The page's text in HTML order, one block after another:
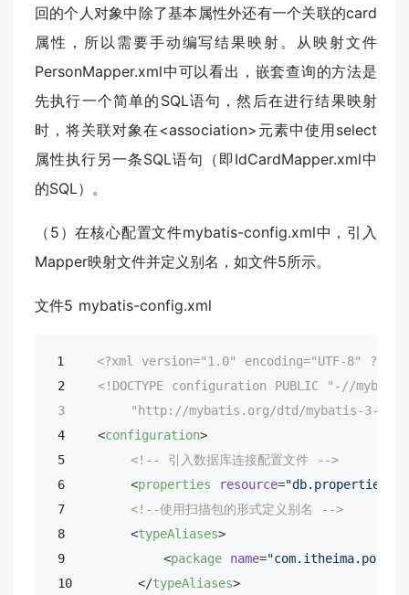
回的个人对象中除了基本属性外还有一个关联的card
属性，所以需要手动编写结果映射。从映射文件
PersonMapper.xml中可以看出，嵌套查询的方法是
先执行一个简单的SQL语句，然后在进行结果映射
时，将关联对象在<association>元素中使用select
属性执行另一条SQL语句（即IdCardMapper.xml中
的SQL）。
（5）在核心配置文件mybatis-config.xml中，引入
Mapper映射文件并定义别名，如文件5所示。
文件5 mybatis-config.xml
1 <?xml version="1.0" encoding="UTF-8" ?>
2 <!DOCTYPE configuration PUBLIC
"-//
3
"http://mybatis.org/dtd/mybatis-3-
4 <configuration>
5 <!-- 引入数据库连接配置文件 -->
6 <properties resource="db.properties"
7 <!--使用扫描包的形式定义别名 -->
8 <typeAliases>
9 <package name="com.itheima.po"
10 </typeAliases>